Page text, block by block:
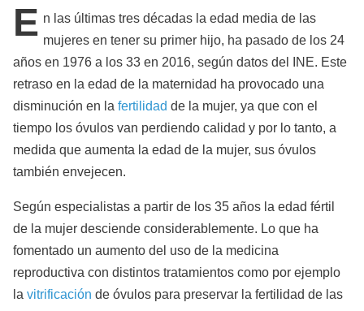
E n las últimas tres décadas la edad media de las
mujeres en tener su primer hijo, ha pasado de los 24
años en 1976 a los 33 en 2016, según datos del INE. Este
retraso en la edad de la maternidad ha provocado una
disminución en la fertilidad de la mujer, ya que con el
tiempo los óvulos van perdiendo calidad y por lo tanto, a
medida que aumenta la edad de la mujer, sus óvulos
también envejecen.
Según especialistas a partir de los 35 años la edad fértil
de la mujer desciende considerablemente. Lo que ha
fomentado un aumento del uso de la medicina
reproductiva con distintos tratamientos como por ejemplo
la vitrificación de óvulos para preservar la fertilidad de las